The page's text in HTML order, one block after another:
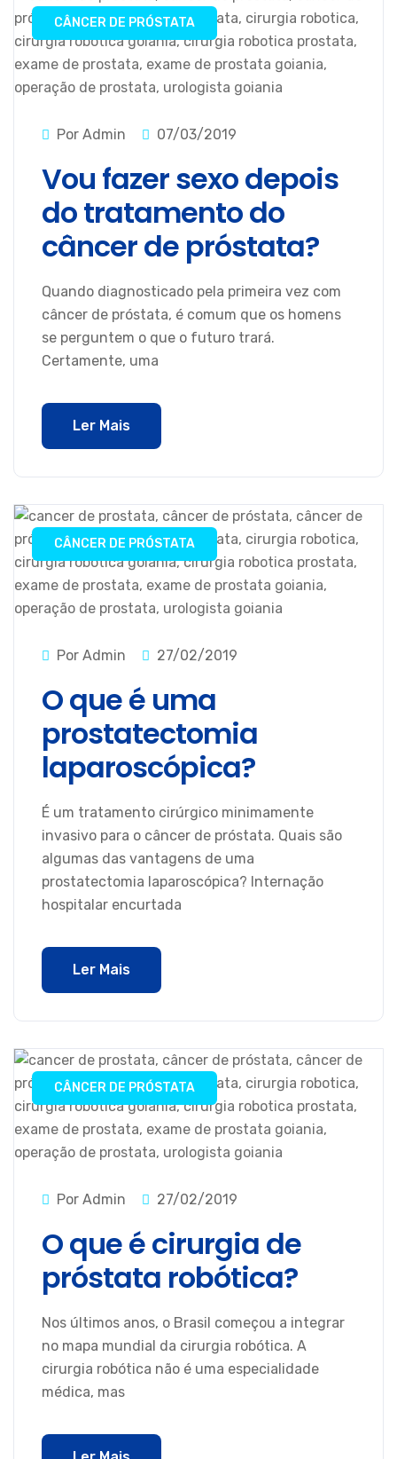
CÂNCER DE PRÓSTATA
Por Admin 07/03/2019
Vou fazer sexo depois
do tratamento do
câncer de próstata?
Quando diagnosticado pela primeira vez com
câncer de próstata, é comum que os homens
se perguntem o que o futuro trará.
Certamente, uma
Ler Mais
CÂNCER DE PRÓSTATA
Por Admin 27/02/2019
O que é uma
prostatectomia
laparoscópica?
É um tratamento cirúrgico minimamente
invasivo para o câncer de próstata. Quais são
algumas das vantagens de uma
prostatectomia laparoscópica? Internação
hospitalar encurtada
Ler Mais
CÂNCER DE PRÓSTATA
Por Admin 27/02/2019
O que é cirurgia de
próstata robótica?
Nos últimos anos, o Brasil começou a integrar
no mapa mundial da cirurgia robótica. A
cirurgia robótica não é uma especialidade
médica, mas